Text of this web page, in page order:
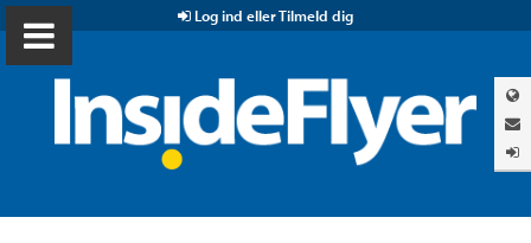
Log ind eller Tilmeld dig